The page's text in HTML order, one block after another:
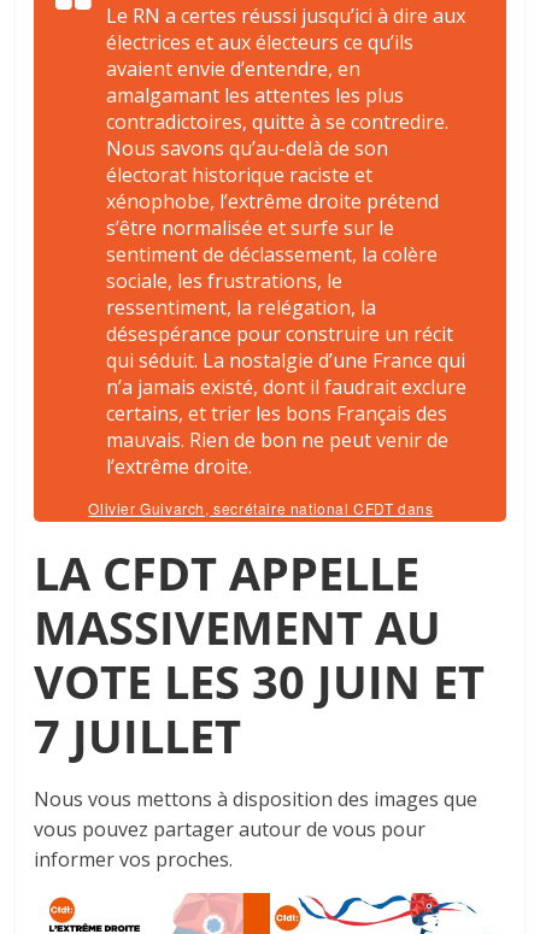
Le RN a certes réussi jusqu’ici à dire aux
électrices et aux électeurs ce qu’ils
avaient envie d’entendre, en
amalgamant les attentes les plus
contradictoires, quitte à se contredire.
Nous savons qu’au-delà de son
électorat historique raciste et
xénophobe, l’extrême droite prétend
s’être normalisée et surfe sur le
sentiment de déclassement, la colère
sociale, les frustrations, le
ressentiment, la relégation, la
désespérance pour construire un récit
qui séduit. La nostalgie d’une France qui
n’a jamais existé, dont il faudrait exclure
certains, et trier les bons Français des
mauvais. Rien de bon ne peut venir de
l’extrême droite.
Olivier Guivarch, secrétaire national CFDT dans
Syndicalisme Hebdo
LA CFDT APPELLE
MASSIVEMENT AU
VOTE LES 30 JUIN ET
7 JUILLET
Nous vous mettons à disposition des images que
vous pouvez partager autour de vous pour
informer vos proches.